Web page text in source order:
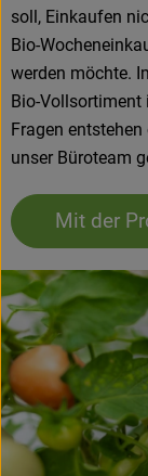
soll, Einkaufen
Bio-
werden möchte.
Bio-
Fragen
unser Büroteam
Mit der